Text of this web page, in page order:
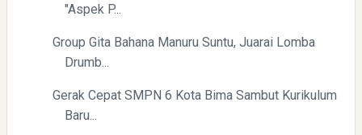
Ketaatan
"Aspek P...
Group Gita Bahana Manuru Suntu, Juarai Lomba
Drumb...
Gerak Cepat SMPN 6 Kota Bima Sambut Kurikulum
Baru...